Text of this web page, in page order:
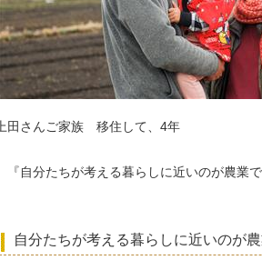
上田さんご家族 移住して、4年
『自分たちが考える暮らしに近いのが農業で
自分たちが考える暮らしに近いのが農